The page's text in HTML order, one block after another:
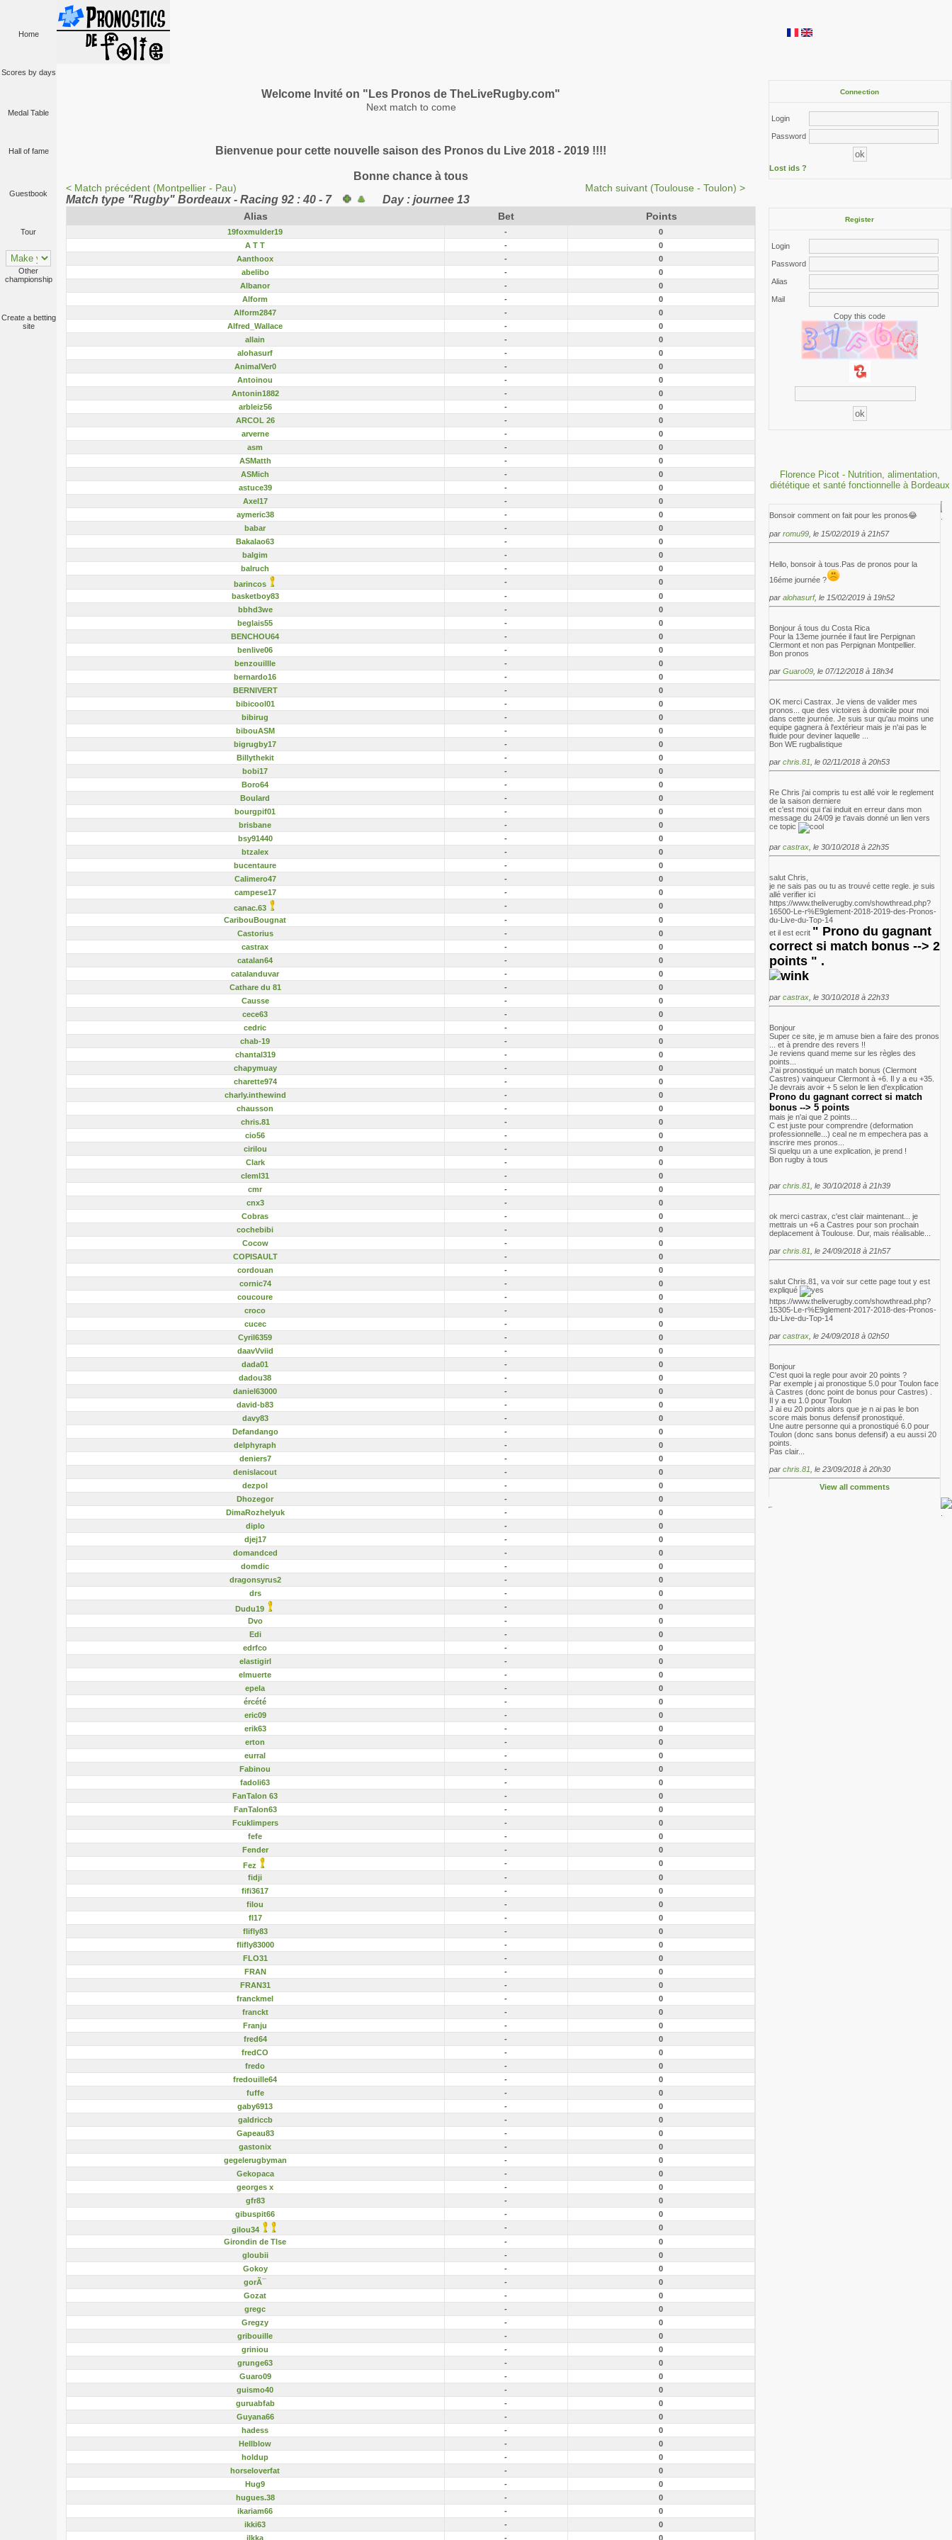
Home
Scores by days
Medal Table
Hall of fame
Guestbook
Tour
Other
championship
Create a betting
site
Welcome Invité on "Les Pronos de TheLiveRugby.com"
Next match to come
Bienvenue pour cette nouvelle saison des Pronos du Live 2018 - 2019 !!!!
Bonne chance à tous
< Match précédent (Montpellier - Pau) Match suivant (Toulouse - Toulon) >
Match type "Rugby" Bordeaux - Racing 92 : 40 - 7 Day : journee 13
Alias Bet Points
19foxmulder19 -
0
A T T
-
0
Aanthoox
-
0
abelibo
-
0
Albanor
-
0
Alform
-
0
Alform2847
-
0
Alfred_Wallace
-
0
allain
-
0
alohasurf
-
0
AnimalVer0
-
0
Antoinou
-
0
Antonin1882
-
0
arbleiz56
-
0
ARCOL 26
-
0
arverne
-
0
asm
-
0
ASMatth
-
0
ASMich
-
0
astuce39
-
0
Axel17
-
0
aymeric38
-
0
babar
-
0
Bakalao63
-
0
balgim
-
0
balruch
-
0
barincos
-
0
basketboy83
-
0
bbhd3we
-
0
beglais55
-
0
BENCHOU64
-
0
benlive06
-
0
benzouillle
-
0
bernardo16
-
0
BERNIVERT
-
0
bibicool01
-
0
bibirug
-
0
bibouASM
-
0
bigrugby17
-
0
Billythekit
-
0
bobi17
-
0
Boro64
-
0
Boulard
-
0
bourgpif01
-
0
brisbane
-
0
bsy91440
-
0
btzalex
-
0
bucentaure
-
0
Calimero47
-
0
campese17
-
0
canac.63
-
0
CaribouBougnat
-
0
Castorius
-
0
castrax
-
0
catalan64
-
0
catalanduvar
-
0
Cathare du 81
-
0
Causse
-
0
cece63
-
0
cedric
-
0
chab-19
-
0
chantal319
-
0
chapymuay
-
0
charette974
-
0
charly.inthewind
-
0
chausson
-
0
chris.81
-
0
cio56
-
0
cirilou
-
0
Clark
-
0
cleml31
-
0
cmr
-
0
cnx3
-
0
Cobras
-
0
cochebibi
-
0
Cocow
-
0
COPISAULT
-
0
cordouan
-
0
cornic74
-
0
coucoure
-
0
croco
-
0
cucec
-
0
Cyril6359
-
0
daavVviid
-
0
dada01
-
0
dadou38
-
0
daniel63000
-
0
david-b83
-
0
davy83
-
0
Defandango
-
0
delphyraph
-
0
deniers7
-
0
denislacout
-
0
dezpol
-
0
Dhozegor
-
0
DimaRozhelyuk
-
0
diplo
-
0
djej17
-
0
domandced
-
0
domdic
-
0
dragonsyrus2
-
0
drs
-
0
Dudu19
-
0
Dvo
-
0
Edi
-
0
edrfco
-
0
elastigirl
-
0
elmuerte
-
0
epela
-
0
ércété
-
0
eric09
-
0
erik63
-
0
erton
-
0
eurral
-
0
Fabinou
-
0
fadoli63
-
0
FanTalon 63
-
0
FanTalon63
-
0
Fcuklimpers
-
0
fefe
-
0
Fender
-
0
Fez
-
0
fidji
-
0
fifi3617
-
0
filou
-
0
fl17
-
0
flifly83
-
0
flifly83000
-
0
FLO31
-
0
FRAN
-
0
FRAN31
-
0
franckmel
-
0
franckt
-
0
Franju
-
0
fred64
-
0
fredCO
-
0
fredo
-
0
fredouille64
-
0
fuffe
-
0
gaby6913
-
0
galdriccb
-
0
Gapeau83
-
0
gastonix
-
0
gegelerugbyman
-
0
Gekopaca
-
0
georges x
-
0
gfr83
-
0
gibuspit66
-
0
gilou34
-
0
Girondin de Tlse
-
0
gloubii
-
0
Gokoy
-
0
gorÃ¯
-
0
Gozat
-
0
gregc
-
0
Gregzy
-
0
gribouille
-
0
griniou
-
0
grunge63
-
0
Guaro09
-
0
guismo40
-
0
guruabfab
-
0
Guyana66
-
0
hadess
-
0
Hellblow
-
0
holdup
-
0
horseloverfat
-
0
Hug9
-
0
hugues.38
-
0
ikariam66
-
0
ikki63
-
0
ilkka
- 0
Connection
Login
Password
Lost ids ?
Register
Login
Password
Alias
Mail
Copy this code
Florence Picot - Nutrition, alimentation,
diététique et santé fonctionnelle à Bordeaux
Bonsoir comment on fait pour les pronos😂
par romu99, le 15/02/2019 à 21h57
Hello, bonsoir à tous.Pas de pronos pour la
16éme journée ?
par alohasurf, le 15/02/2019 à 19h52
Bonjour á tous du Costa Rica
Pour la 13eme journée il faut lire Perpignan
Clermont et non pas Perpignan Montpellier.
Bon pronos
par Guaro09, le 07/12/2018 à 18h34
OK merci Castrax. Je viens de valider mes
pronos... que des victoires à domicile pour moi
dans cette journée. Je suis sur qu'au moins une
equipe gagnera à l'extérieur mais je n'ai pas le
fluide pour deviner laquelle ...
Bon WE rugbalistique
par chris.81 , le 02/11/2018 à 20h53
Re Chris j'ai compris tu est allé voir le reglement
de la saison derniere
et c'est moi qui t'ai induit en erreur dans mon
message du 24/09 je t'avais donné un lien vers
ce topic
par castrax, le 30/10/2018 à 22h35
salut Chris,
je ne sais pas ou tu as trouvé cette regle. je suis
allé verifier ici
https://www.theliverugby.com/showthread.php?
16500-Le-r%E9glement-2018-2019-des-Pronos-
du-Live-du-Top-14
et il est ecrit " Prono du gagnant
correct si match bonus --> 2
points " .
par castrax, le 30/10/2018 à 22h33
Bonjour
Super ce site, je m amuse bien a faire des pronos
... et à prendre des revers !!
Je reviens quand meme sur les règles des
points...
J'ai pronostiqué un match bonus (Clermont
Castres) vainqueur Clermont à +6. Il y a eu +35.
Je devrais avoir + 5 selon le lien d'explication
Prono du gagnant correct si match
bonus --> 5 points
mais je n'ai que 2 points...
C est juste pour comprendre (deformation
professionnelle...) ceal ne m empechera pas a
inscrire mes pronos...
Si quelqu un a une explication, je prend !
Bon rugby à tous
par chris.81 , le 30/10/2018 à 21h39
ok merci castrax, c'est clair maintenant... je
mettrais un +6 a Castres pour son prochain
deplacement à Toulouse. Dur, mais réalisable...
par chris.81 , le 24/09/2018 à 21h57
salut Chris.81, va voir sur cette page tout y est
expliqué
https://www.theliverugby.com/showthread.php?
15305-Le-r%E9glement-2017-2018-des-Pronos-
du-Live-du-Top-14
par castrax, le 24/09/2018 à 02h50
Bonjour
C'est quoi la regle pour avoir 20 points ?
Par exemple j ai pronostique 5.0 pour Toulon face
à Castres (donc point de bonus pour Castres) .
Il y a eu 1.0 pour Toulon
J ai eu 20 points alors que je n ai pas le bon
score mais bonus defensif pronostiqué.
Une autre personne qui a pronostiqué 6.0 pour
Toulon (donc sans bonus defensif) a eu aussi 20
points.
Pas clair...
par chris.81 , le 23/09/2018 à 20h30
View all comments